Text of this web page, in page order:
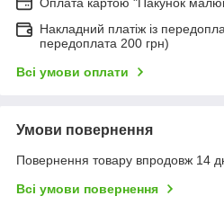
Оплата картою "Пакунок
Накладний платіж із
передоплата 200 грн)
Всі умови оплати
Умови повернення
Повернення товару впродовж 14
Всі умови повернення